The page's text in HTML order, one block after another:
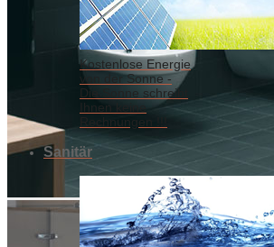
Kostenlose Energie
von der Sonne -
Die Sonne schreibt
Ihnen keine
Rechnungen !!!
Sanitär